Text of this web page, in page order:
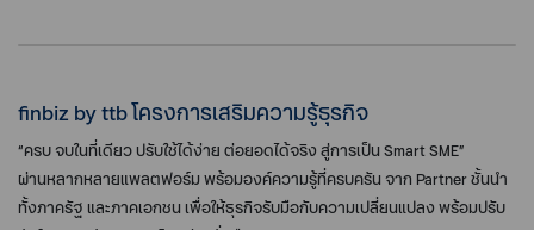
finbiz by ttb โครงการเสริมความรู้ธุรกิจ
“ครบ จบในที่เดียว ปรับใช้ได้ง่าย ต่อยอดได้จริง สู่การเป็น Smart SME”
ผ่านหลากหลายแพลตฟอร์ม พร้อมองค์ความรู้ที่ครบครัน จาก Partner ชั้นนำ
ทั้งภาครัฐ และภาคเอกชน เพื่อให้ธุรกิจรับมือกับความเปลี่ยนแปลง พร้อมปรับ